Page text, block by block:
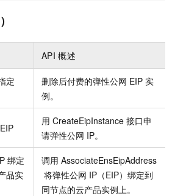
API 概述
定
删除后付费的弹性公网 EIP 实
例。
EIP
用 CreateEipInstance 接口申
请弹性公网 IP。
绑定
品实
调用 AssociateEnsEipAddress
将弹性公网 IP（EIP）绑定到
同节点的云产品实例上。